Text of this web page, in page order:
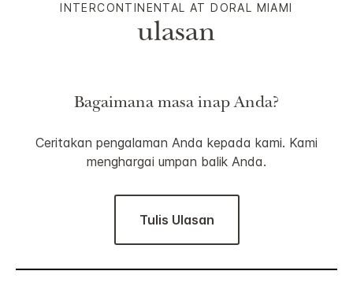
INTERCONTINENTAL AT DORAL MIAMI
ulasan
Bagaimana masa inap Anda?
Ceritakan pengalaman Anda kepada kami. Kami
menghargai umpan balik Anda.
Tulis Ulasan